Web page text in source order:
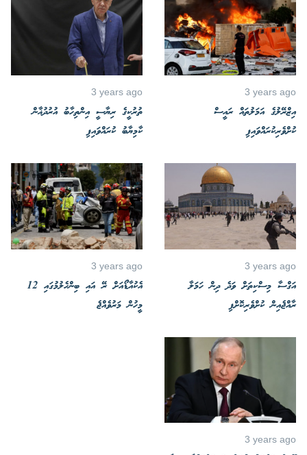
3 years ago
އިޒްރޭލުގެ އަމަލުތައް ރައީސް
ކުށްވެރިކުރައްވައިފި
3 years ago
ތުރުކީގެ ރިޔާސީ އިންތިހާބު އުރުދުޣާން
ކާމިޔާބު ކުރައްވައިފި
3 years ago
އަގްސާ މިސްކިތަށް ވަދެ ދިން ހަމަލާ
ރާއްޖެއިން ކުށްވެރިކޮށްފި
3 years ago
އެކުއާޑޯއަށް ރޭ އައި ބިންހެލުމުގައި 12
މީހުން މަރުވެއްޖެ
3 years ago